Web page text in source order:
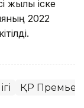
жылы іске
2022
ҚР